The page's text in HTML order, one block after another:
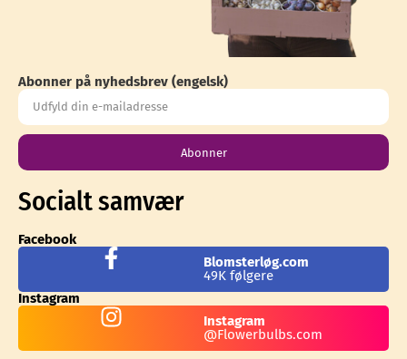
Abonner på nyhedsbrev (engelsk)
Abonner
Socialt samvær
Facebook
Blomsterløg.com
49K følgere
Instagram
Instagram
@Flowerbulbs.com